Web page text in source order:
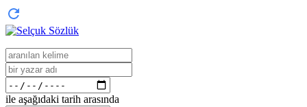
ile aşağıdaki tarih arasında